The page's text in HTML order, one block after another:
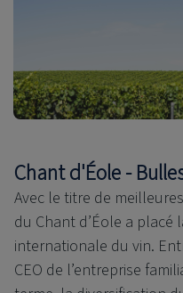
Chant d'Éole -
Avec le titre de
du Chant d’Éole a placé
internationale du vin.
CEO de l’entreprise